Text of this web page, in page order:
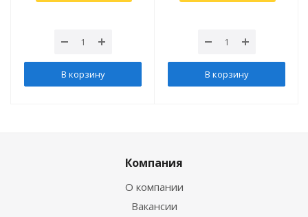
В корзину В корзину
Компания
О компании
Вакансии